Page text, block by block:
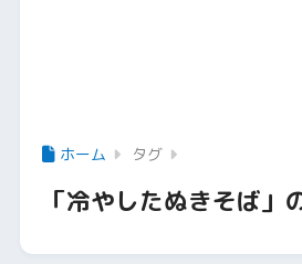
ホーム タグ
「冷やしたぬきそば」